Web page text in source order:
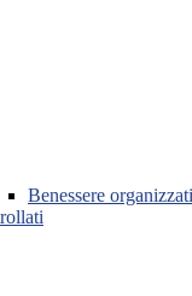
Benessere